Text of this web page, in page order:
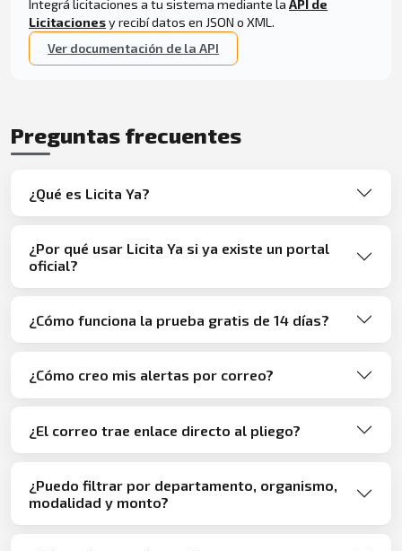
Integrá licitaciones a tu sistema mediante la API de
Licitacionesy recibí datos en JSON o XML.
Ver documentación de la API
Preguntas frecuentes
¿Qué es Licita Ya?
¿Por qué usar Licita Ya si ya existe un portal
oficial?
¿Cómo funciona la prueba gratis de 14 días?
¿Cómo creo mis alertas por correo?
¿El correo trae enlace directo al pliego?
¿Puedo filtrar por departamento, organismo,
modalidad y monto?